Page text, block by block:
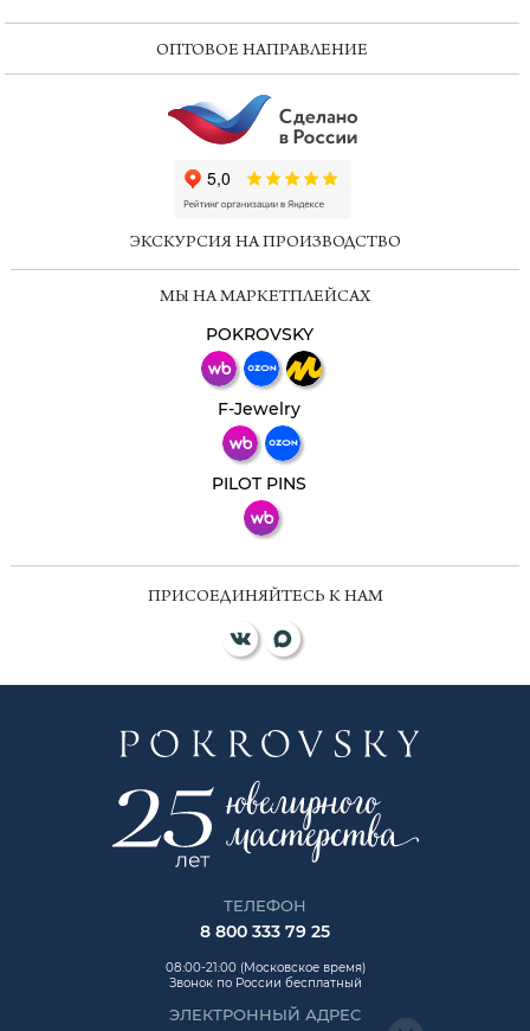
ОПТОВОЕ НАПРАВЛЕНИЕ
ЭКСКУРСИЯ НА ПРОИЗВОДСТВО
МЫ НА МАРКЕТПЛЕЙСАХ
POKROVSKY
F-Jewelry
PILOT PINS
ПРИСОЕДИНЯЙТЕСЬ К НАМ
ТЕЛЕФОН
8 800 333 79 25
08:00-21:00 (Московское время)
Звонок по России бесплатный
ЭЛЕКТРОННЫЙ АДРЕС